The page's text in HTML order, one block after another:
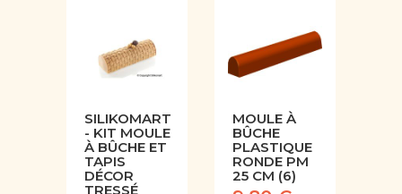
SILIKOMART
- KIT MOULE
À BÛCHE ET
TAPIS
DÉCOR
TRESSÉ
MOULE À
BÛCHE
PLASTIQUE
RONDE PM
25 CM (6)